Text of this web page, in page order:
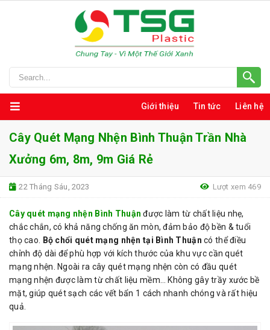
Giới thiệu Tin tức Liên hệ
Cây Quét Mạng Nhện Bình Thuận Trần Nhà
Xưởng 6m, 8m, 9m Giá Rẻ
22 Tháng Sáu, 2023 Lượt xem 469
Cây quét mạng nhện Bình Thuận được làm từ chất liệu nhẹ,
chắc chắn, có khả năng chống ăn mòn, đảm bảo độ bền & tuổi
thọ cao.
Bộ chổi quét mạng nhện tại Bình Thuận có thể điều
chỉnh độ dài để phù hợp với kích thước của khu vực cần quét
mạng nhện. Ngoài ra cây quét mạng nhện còn có đầu quét
mạng nhện được làm từ chất liệu mềm… Không gây trầy xước bề
mặt, giúp quét sạch các vết bẩn 1 cách nhanh chóng và rất hiệu
quả.